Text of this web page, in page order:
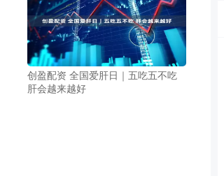
创盈配资 全国爱肝日｜五吃五不吃
肝会越来越好